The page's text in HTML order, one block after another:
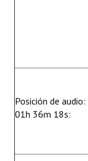
Posición de audio:
01h 36m 18s: